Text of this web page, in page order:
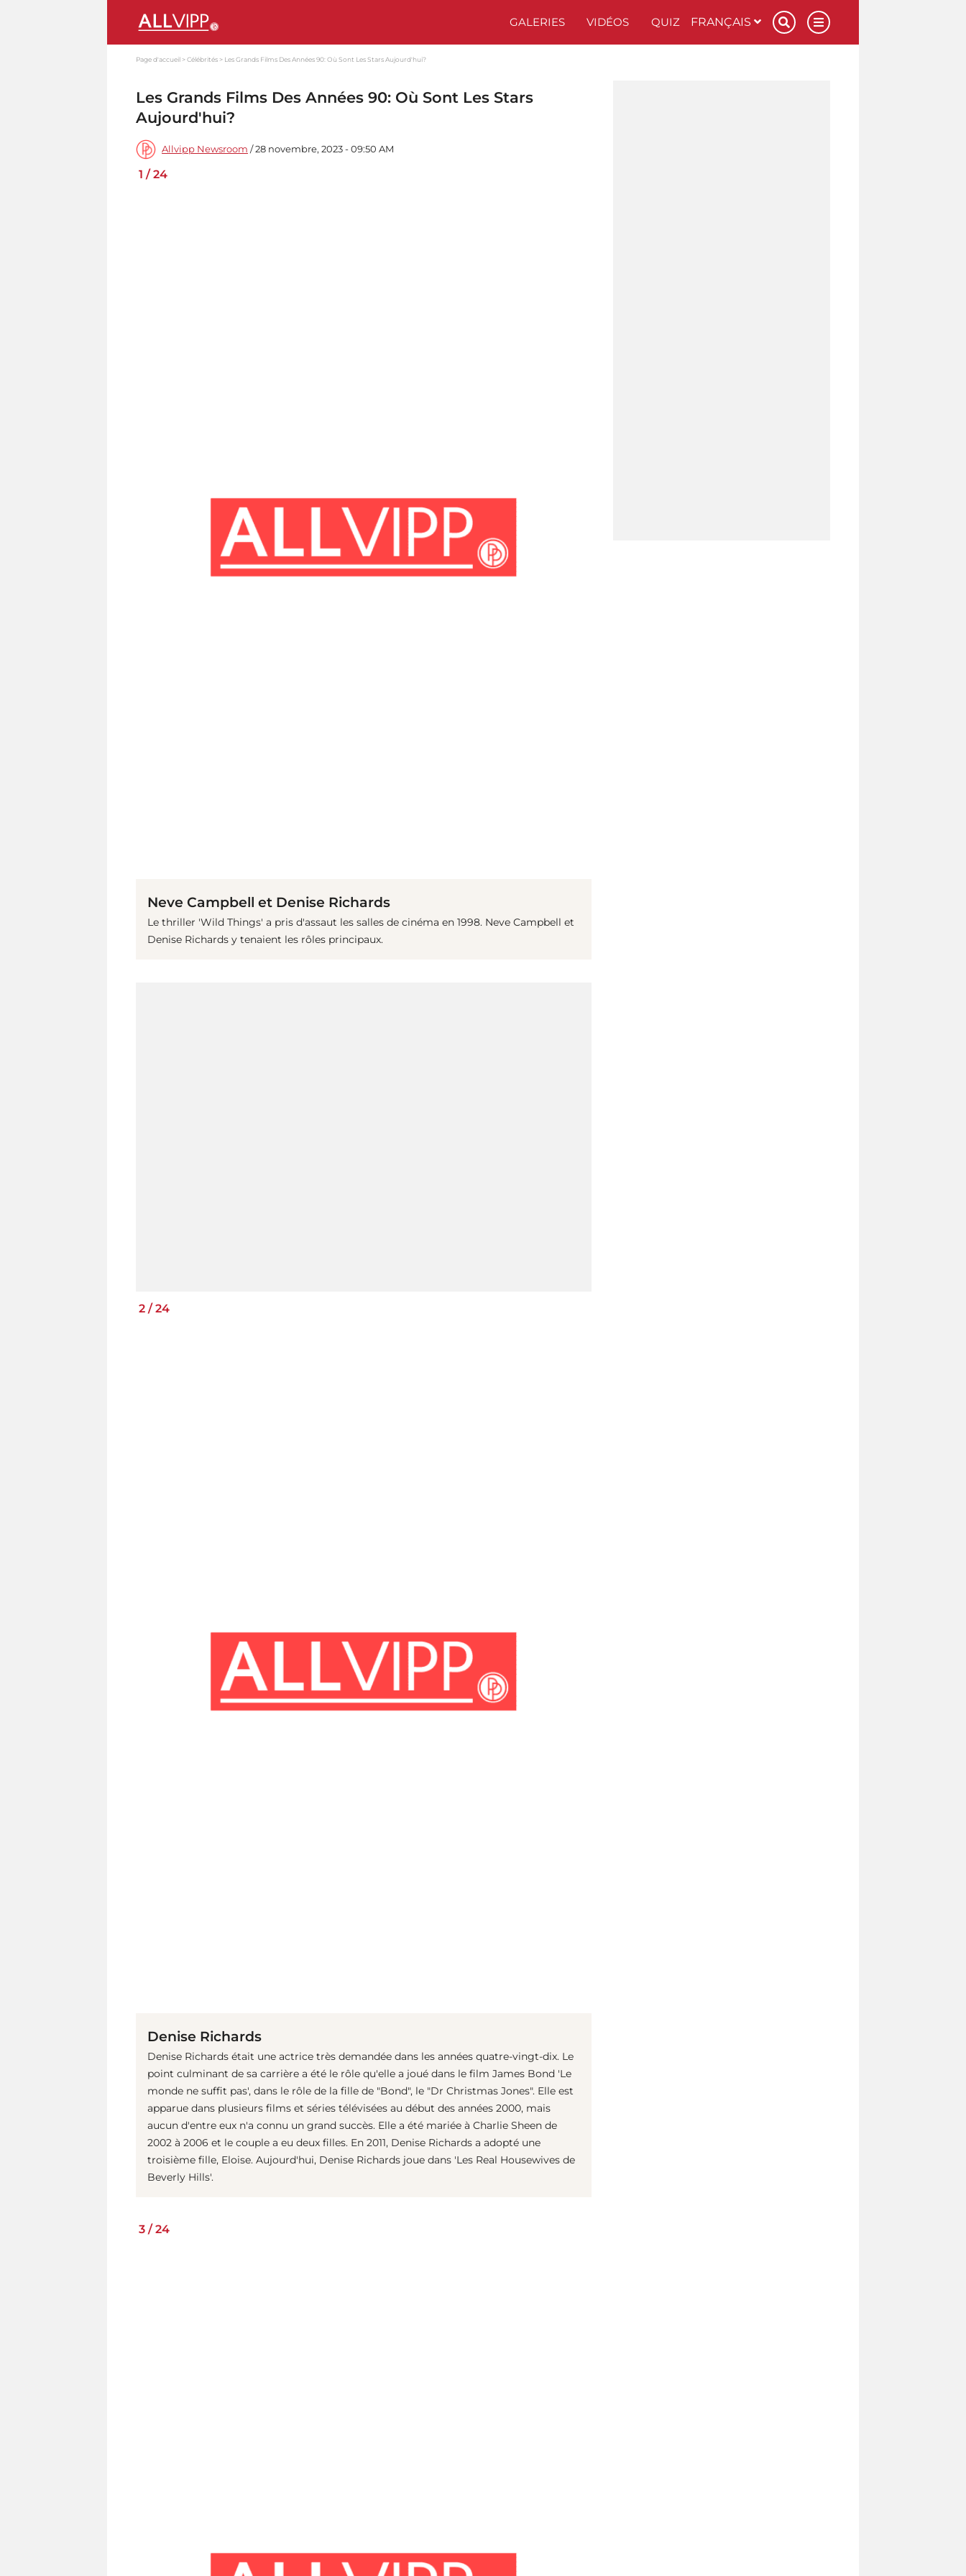
GALERIES VIDÉOS QUIZ FRANÇAIS
Page d'accueil Célébrités Les Grands Films Des Années 90: Où Sont Les Stars Aujourd'hui?
Les Grands Films Des Années 90: Où Sont Les Stars
Aujourd'hui?
Allvipp Newsroom / 28 novembre, 2023 - 09:50 AM
1 /24
Neve Campbell et Denise Richards
Le thriller 'Wild Things' a pris d'assaut les salles de cinéma en 1998. Neve Campbell et
Denise Richards y tenaient les rôles principaux.
2 /24
Denise Richards
Denise Richards était une actrice très demandée dans les années quatre-vingt-dix. Le
point culminant de sa carrière a été le rôle qu'elle a joué dans le film James Bond 'Le
monde ne suffit pas', dans le rôle de la fille de "Bond", le "Dr Christmas Jones". Elle est
apparue dans plusieurs films et séries télévisées au début des années 2000, mais
aucun d'entre eux n'a connu un grand succès. Elle a été mariée à Charlie Sheen de
2002 à 2006 et le couple a eu deux filles. En 2011, Denise Richards a adopté une
troisième fille, Eloise. Aujourd'hui, Denise Richards joue dans 'Les Real Housewives de
Beverly Hills'.
3 /24